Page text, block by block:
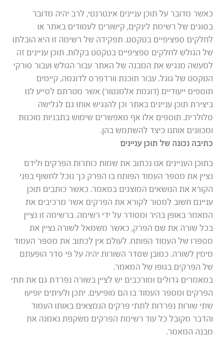
כאשר מדובר על תוכן עניינים אינטרנטי, לרב יהיה מדובר
בסוגים של רשימת לינקים, קישורים לעמודים באתר או
לחלקים ספציפיים בטקסט. תפקידה של רשימה זו היא הובלתו
של הגולש לחלקים ספציפיים בטקסט בקלות. תוכן עניינים זה
למעשה מנגיש את המבנה של האתר עבור הגולש ועבור סורקי
הטקסט של גוגל. עבור תוכנת וורדפרס לדוגמה, קיימים
תוספים ייעודיים (דוגמת אלמנטור) אשר מטרתם לסייע לנו
ביצירת תוכן עניינים באתר וכן להנגיש אותו גם לגלישה
סלולרית. תוספים אלו אף מאפשרים שימוש בתבניות מוכנות
ומכוונים אותנו כיצד להשתמש בהן.
כתיבה נכונה של תוכן עניינים
בתוכן העניינים אנו נכתוב את שמות כותרות הפרקים ולידם
נציין את מספר העמוד הפותח בו הפרק כך נוכל לחשוף בפני
הקורא את הנושאים המוצגים במאמר. כאשר כותבים תוכן
עניינם חשוב למסור לקורא את הפרקים אשר מרכיבים את
המאמר באופן בהיר ומסודר על ידי רשימה. ברשימה זו נציין
בכל שורה את שם הפרק, כאשר משמאל לשורה נציין את
מספרו של העמוד הפותח. לעולם אין לכתוב את מספר העמוד
מימין לשורה. כמובן שסדר השורות יהיה על פי סדר הופעתם
של הפרקים בגופו של המאמר.
במאמרים גדולים ומורכבים יש לציין בשורה נפרדת גם את תתי
הפרקים ומספר העמוד בו הם מופיעים. יתכן ולעיתים יופיעו
שתי שורות נפרדות לתתי פרקים הנמצאים באותו העמוד
והדבר מקובל כל עוד רשימת הפרקים משקפת נאמנה את
מבנה המאמר.